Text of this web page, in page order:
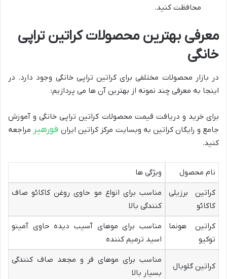
محافظت کنید.
معرفی بهترین محصولات کراتین تراپی
خانگی
در بازار محصولات مختلفی برای کراتین تراپی خانگی وجود دارد. در
اینجا به معرفی چند نمونه از بهترین آن ها می پردازیم:
برای خرید و دریافت قیمت محصولات کراتین تراپی خانگی و آموزش
جامع و رایگان کراتین به وبسایت مرکز کراتین ایرانفورهیر مراجعه
کنید.
نام محصول
ویژگی ها
کراتین برزیلی
کاکائو
مناسب برای انواع مو حاوی روغن کاکائو صاف
کنندگی بالا
کراتین هونما
توکیو
مناسب برای موهای آسیب دیده حاوی آمینو
اسید ترمیم کننده
کراتین گلوبال
مناسب برای موهای فر و مجعد صاف کنندگی
بسیار بالا